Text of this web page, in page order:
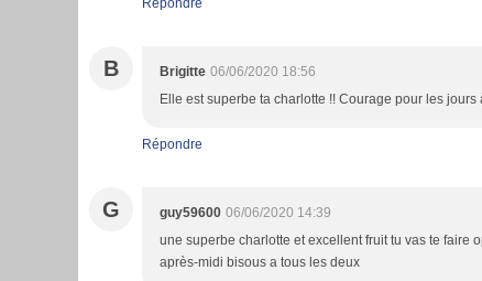
Répondre
B Brigitte 06/06/2020 18:56
Elle est superbe ta charlotte !! Courage pour les
Répondre
G guy59600 06/06/2020 14:39
une superbe charlotte et excellent fruit tu vas te faire
après-midi bisous a tous les deux